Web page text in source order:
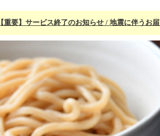
【重要】サービス終了のお知らせ / 地震に伴うお